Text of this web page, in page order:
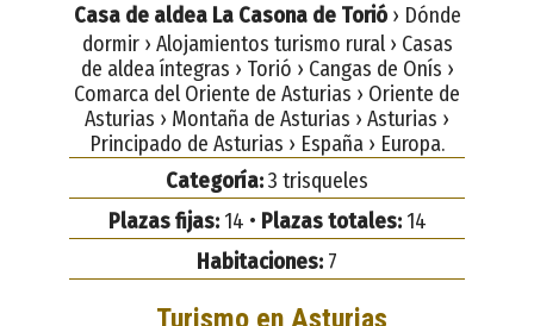
Casa de aldea La Casona de Torió› Dónde
dormir › Alojamientos turismo rural › Casas
de aldea íntegras › Torió › Cangas de Onís ›
Comarca del Oriente de Asturias › Oriente de
Asturias › Montaña de Asturias › Asturias ›
Principado de Asturias › España › Europa.
Categoría:3 trisqueles
Plazas fijas:14 • Plazas totales:14
Habitaciones: 7